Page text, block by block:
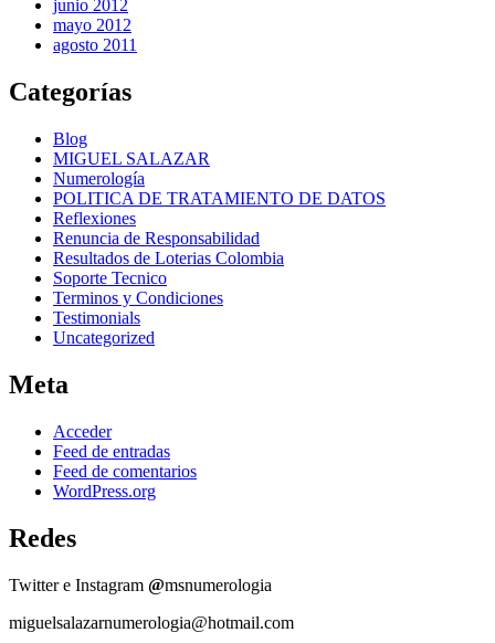
junio 2012
mayo 2012
agosto 2011
Categorías
Blog
MIGUEL SALAZAR
Numerología
POLITICA DE TRATAMIENTO DE DATOS
Reflexiones
Renuncia de Responsabilidad
Resultados de Loterias Colombia
Soporte Tecnico
Terminos y Condiciones
Testimonials
Uncategorized
Meta
Acceder
Feed de entradas
Feed de comentarios
WordPress.org
Redes
Twitter e Instagram @msnumerologia
miguelsalazarnumerologia@hotmail.com